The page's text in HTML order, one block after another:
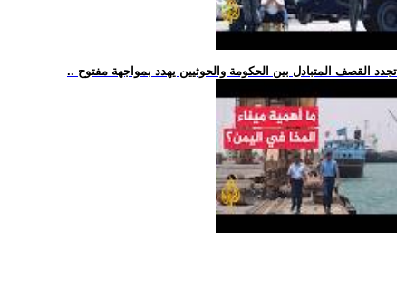
.. تجدد القصف المتبادل بين الحكومة والحوثيين يهدد بمواجهة مفتوح